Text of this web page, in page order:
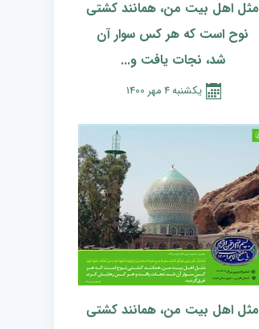
مثل اهل بیت من، همانند کشتی
نوح است که هر کس سوار آن
شد، نجات یافت و...
يكشنبه4مهر 1400
مثل اهل بیت من، همانند کشتی